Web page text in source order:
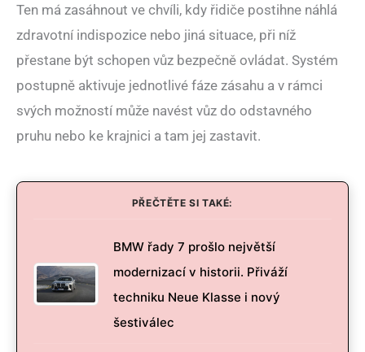
Ten má zasáhnout ve chvíli, kdy řidiče postihne náhlá
zdravotní indispozice nebo jiná situace, při níž
přestane být schopen vůz bezpečně ovládat. Systém
postupně aktivuje jednotlivé fáze zásahu a v rámci
svých možností může navést vůz do odstavného
pruhu nebo ke krajnici a tam jej zastavit.
PŘEČTĚTE SI TAKÉ:
BMW řady 7 prošlo největší
modernizací v historii. Přiváží
techniku Neue Klasse i nový
šestiválec